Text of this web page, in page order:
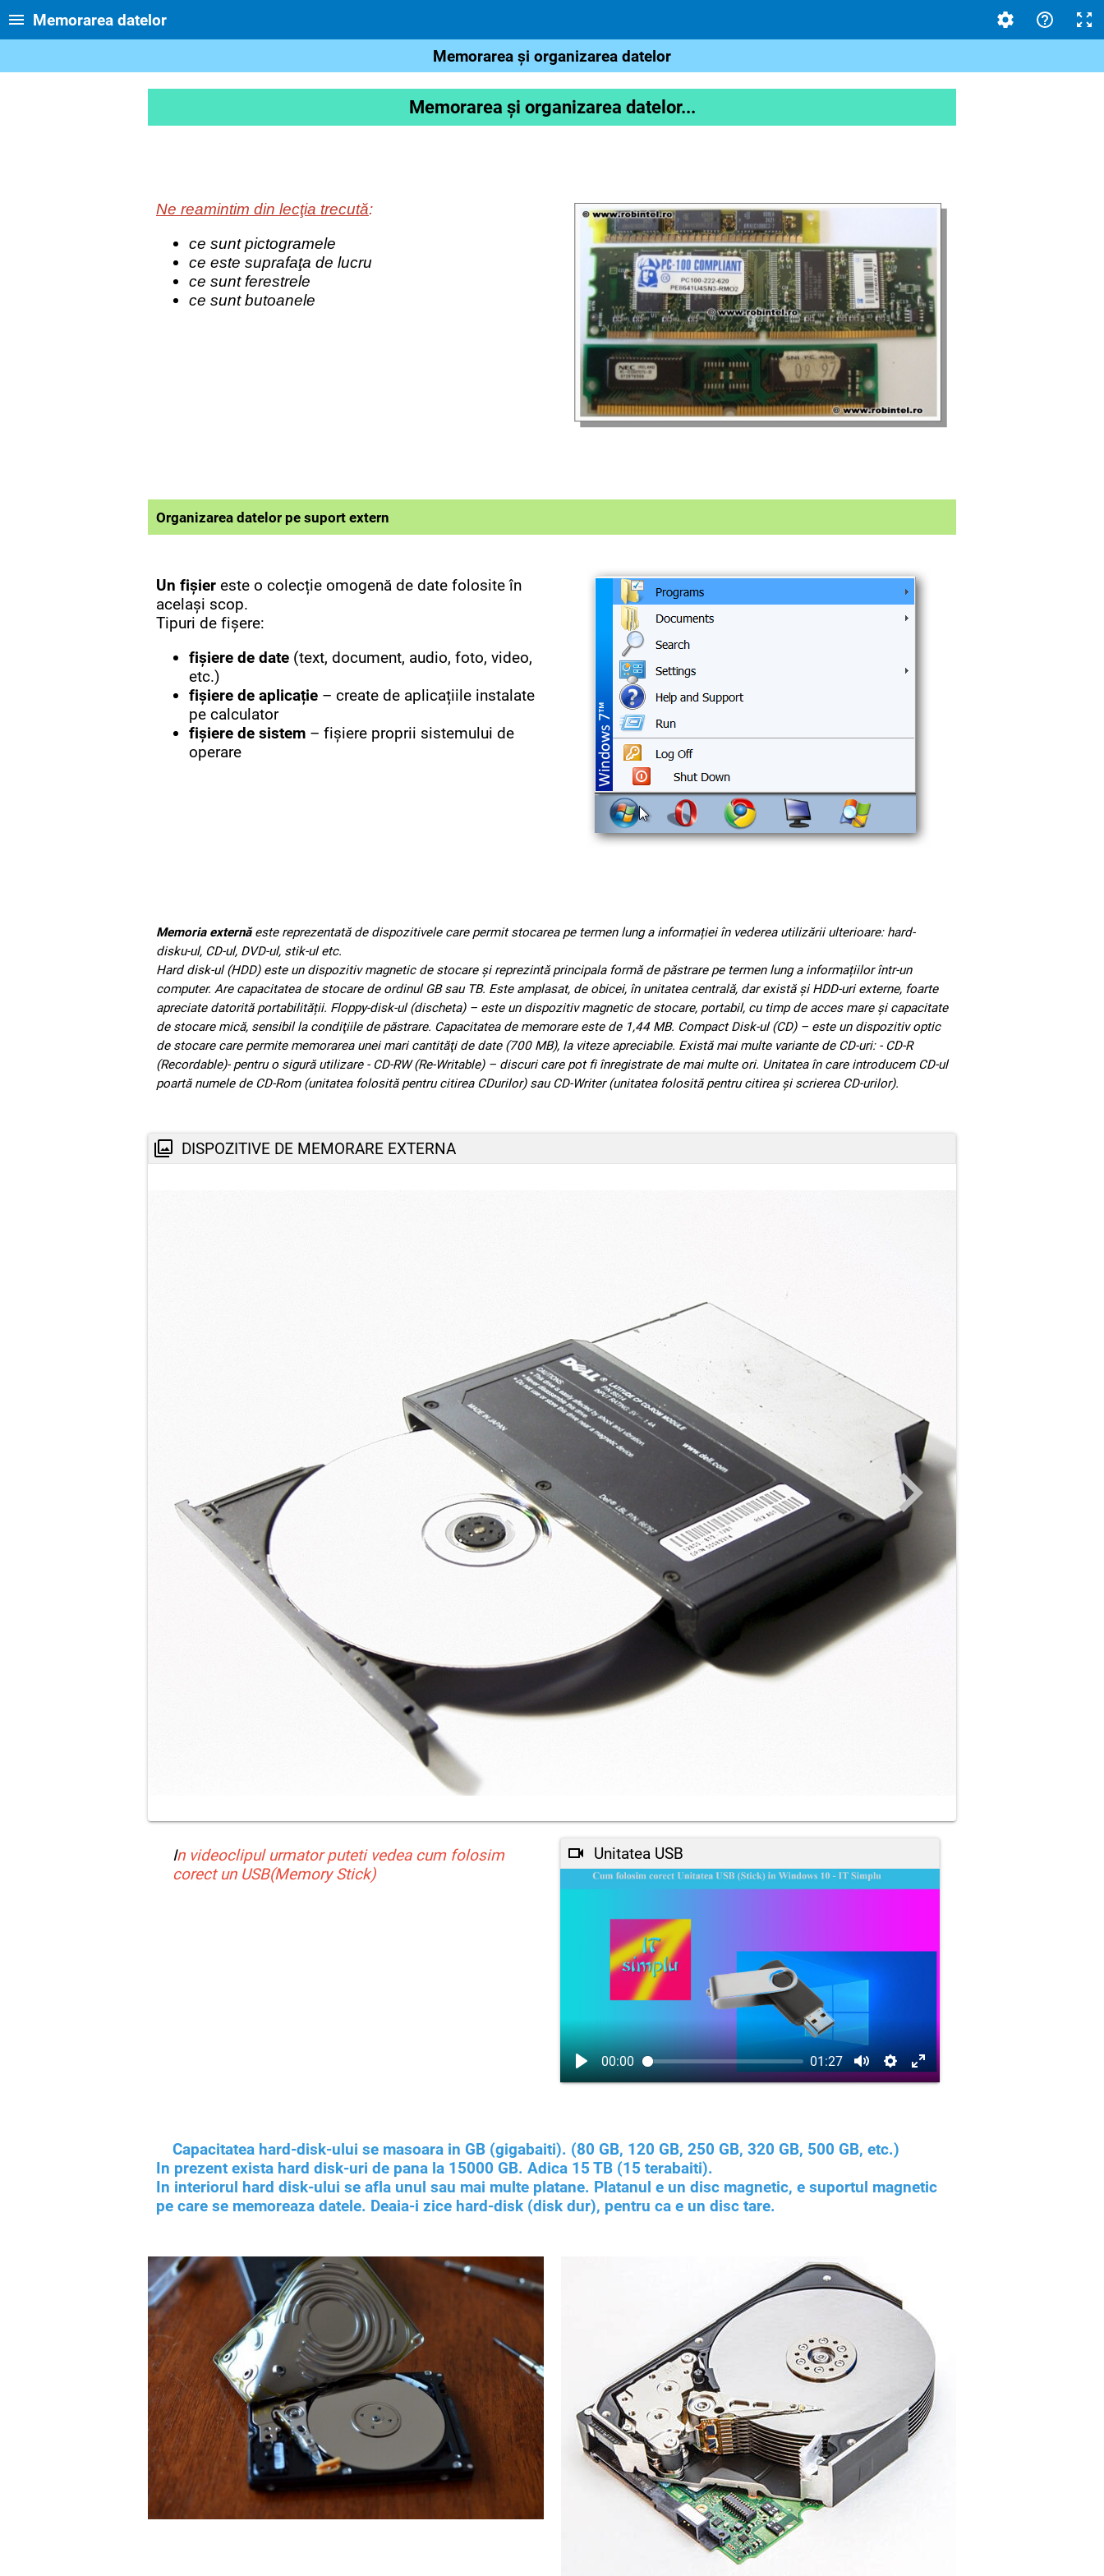
Memorarea datelor
Memorarea şi organizarea datelor
Memorarea şi organizarea datelor...
Ne reamintim din lecţia trecută:
ce sunt pictogramele
ce este suprafaţa de lucru
ce sunt ferestrele
ce sunt butoanele
Organizarea datelor pe suport extern
Un fișier este o colecție omogenă de date folosite în
același scop.
Tipuri de fișere:
fișiere de date (text, document, audio, foto, video,
etc.)
fișiere de aplicație – create de aplicațiile instalate
pe calculator
fișiere de sistem – fișiere proprii sistemului de
operare
Memoria externăeste reprezentată de dispozitivele care permit stocarea pe termen lung a informației în vederea utilizării ulterioare: hard-
disku-ul, CD-ul, DVD-ul, stik-ul etc.
Hard disk-ul (HDD) este un dispozitiv magnetic de stocare și reprezintă principala formă de păstrare pe termen lung a informațiilor într-un
computer. Are capacitatea de stocare de ordinul GB sau TB. Este amplasat, de obicei, în unitatea centrală, dar există și HDD‑uri externe, foarte
apreciate datorită portabilității. Floppy-disk-ul (discheta) – este un dispozitiv magnetic de stocare, portabil, cu timp de acces mare şi capacitate
de stocare mică, sensibil la condiţiile de păstrare. Capacitatea de memorare este de 1,44 MB. Compact Disk-ul (CD) – este un dispozitiv optic
de stocare care permite memorarea unei mari cantităţi de date (700 MB), la viteze apreciabile. Există mai multe variante de CD-uri: - CD-R
(Recordable)- pentru o sigură utilizare - CD‑RW (Re‑Writable) – discuri care pot fi înregistrate de mai multe ori. Unitatea în care introducem CD-ul
poartă numele de CD-Rom (unitatea folosită pentru citirea CDurilor) sau CD-Writer (unitatea folosită pentru citirea și scrierea CD-urilor).
DISPOZITIVE DE MEMORARE EXTERNA
In videoclipul urmator puteti vedea cum folosim
corect un USB(Memory Stick)
Unitatea USB
00:00 01:27
Capacitatea hard-disk-ului se masoara in GB (gigabaiti). (80 GB, 120 GB, 250 GB, 320 GB, 500 GB, etc.)
In prezent exista hard disk-uri de pana la 15000 GB. Adica 15 TB (15 terabaiti).
In interiorul hard disk-ului se afla unul sau mai multe platane. Platanul e un disc magnetic, e suportul magnetic
pe care se memoreaza datele. Deaia-i zice hard-disk (disk dur), pentru ca e un disc tare.